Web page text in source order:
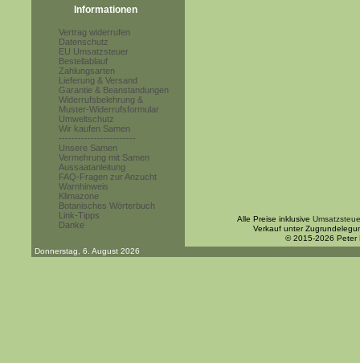
Informationen
Vertrag widerrufen
Datenschutz
EU Umsatzsteuer
Bestellablauf
Zahlungsarten
Lieferung & Versand
Garantie & Beanstandungen
Widerrufsbelehrung &
Muster-Widerrufsformular
Umweltschutz
Wir kaufen Samen
------------------------
Unsere Samen
Vermehrung mit Samen
Aussaatanleitung
FAQ-Fragen zur Anzucht
Warnhinweis
Klimazone
Botanisches Wörterbuch
Link-Tipps
Danke
Alle Preise inklusive
Verkauf unter
© 2015-2026 Peter
Donnerstag, 6. August 2026